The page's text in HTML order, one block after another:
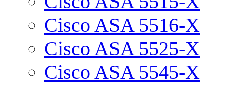
Cisco ASA 5516-X
Cisco ASA 5525-X
Cisco ASA 5545-X